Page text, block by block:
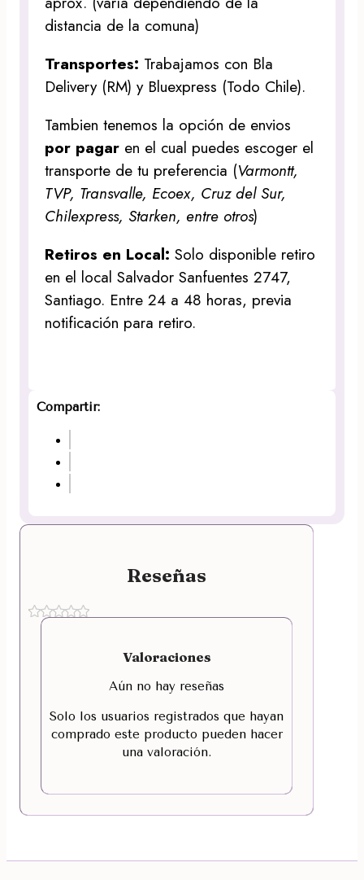
distancia de la comuna)
Transportes: Trabajamos con Bla
Delivery (RM) y Bluexpress (Todo Chile).
Tambien tenemos la opción de envios
por pagar en el cual puedes escoger el
transporte de tu preferencia (Varmontt,
TVP, Transvalle, Ecoex, Cruz del Sur,
Chilexpress, Starken, entre otros)
Retiros en Local:Solo disponible retiro
en el local Salvador Sanfuentes 2747,
Santiago. Entre 24 a 48 horas, previa
notificación para retiro.
Compartir:
Reseñas
Valoraciones
Aún no hay reseñas
Solo los usuarios registrados que hayan
comprado este producto pueden hacer
una valoración.